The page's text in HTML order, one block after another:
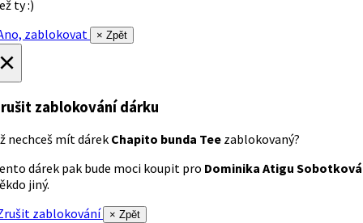
ty :)
zablokovat
× Zpět
zablokování dárku
nechceš mít dárek Chapito bunda Tee zablokovaný?
dárek pak bude moci koupit pro Dominika Atigu Sobotková
jiný.
zablokování
× Zpět